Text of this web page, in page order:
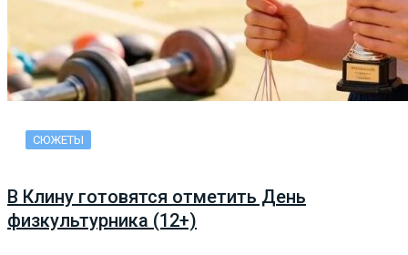
СЮЖЕТЫ
В Клину готовятся отметить День
физкультурника (12+)